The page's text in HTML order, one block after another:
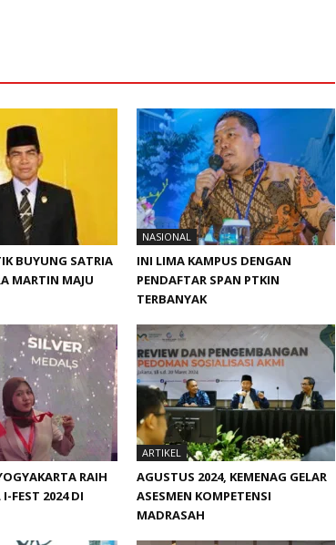
BUYUNG SATRIA
MARTIN MAJU
NASIONAL
INI LIMA KAMPUS DENGAN
PENDAFTAR SPAN PTKIN
TERBANYAK
RAIH
I-FEST 2024 DI
ARTIKEL
AGUSTUS 2024, KEMENAG GELAR
ASESMEN KOMPETENSI
MADRASAH